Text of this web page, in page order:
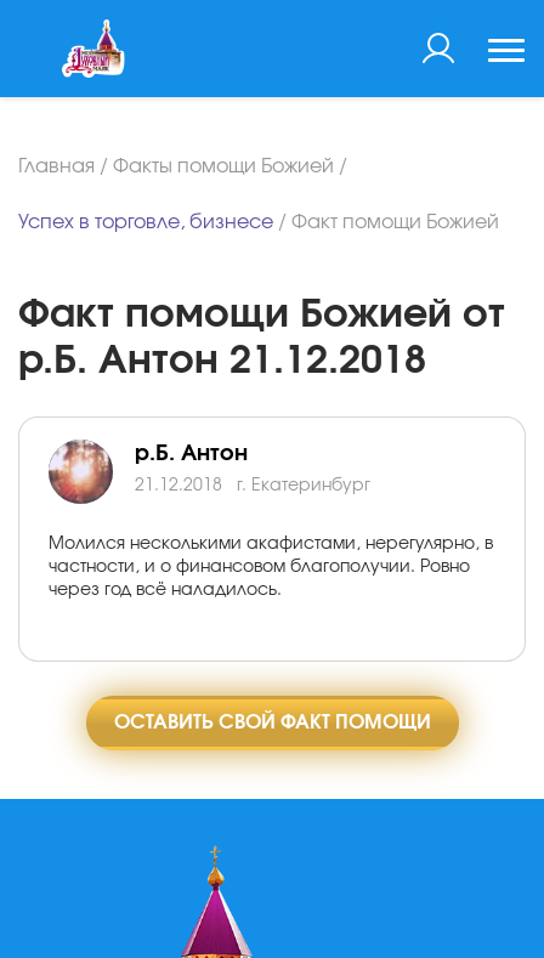
Главная / Факты помощи Божией /
Успех в торговле, бизнесе / Факт помощи Божией
Факт помощи Божией от
р.Б. Антон 21.12.2018
р.Б. Антон
21.12.2018 г. Екатеринбург
Молился несколькими акафистами, нерегулярно, в
частности, и о финансовом благополучии. Ровно
через год всё наладилось.
ОСТАВИТЬ СВОЙ ФАКТ ПОМОЩИ